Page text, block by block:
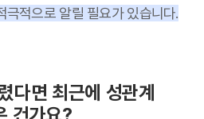
극적으로 알릴 필요가 있습니다.
다면 최근에 성관계